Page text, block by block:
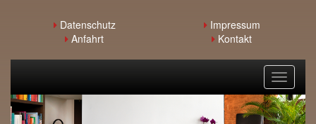
Datenschutz
Impressum
Anfahrt
Kontakt
Toggle